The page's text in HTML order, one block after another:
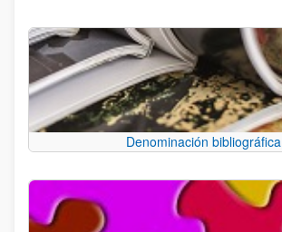
Denominación bibliográfica